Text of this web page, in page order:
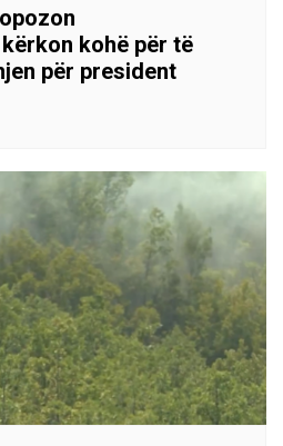
kohë për të
për president